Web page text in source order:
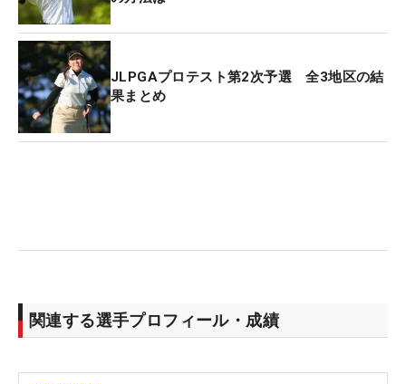
アーを選んで、戦って来て。絶対にLPGA（米女子
ツアー）に行きたいという気持ちがあったから、そ
ういう選択をしたけれど、もうとにかく…良かった
です！」とコメント。最終戦は有終の美を飾りた
い。
JLPGAプロテスト第2次予選 全3地区の結
果まとめ
関連する選手プロフィール・成績